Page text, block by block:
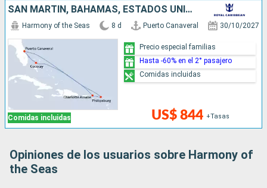
SAN MARTÍN, BAHAMAS, ESTADOS UNIDOS
Comidas incluidas
Harmony of the Seas 8 d Puerto Canaveral 30/10/2027
US$ 844 +Tasas
Precio especial familias
Hasta -60% en el 2° pasajero
Comidas incluidas
Opiniones de los usuarios sobre Harmony of
the Seas